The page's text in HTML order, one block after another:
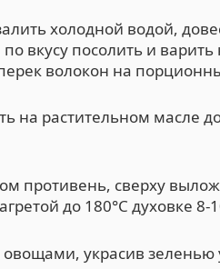
холодной водой,
вкусу посолить и варить
волокон на
растительном масле до
противень, сверху
до 180°С духовке 8-
украсив зеленью